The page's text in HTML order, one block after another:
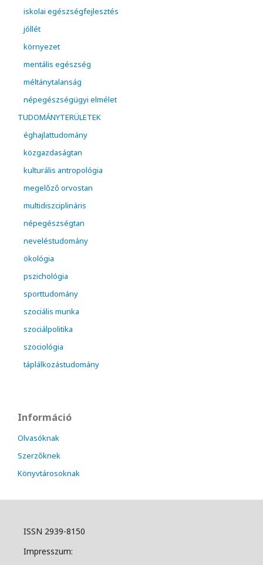
iskolai egészségfejlesztés
jóllét
környezet
mentális egészség
méltánytalanság
népegészségügyi elmélet
TUDOMÁNYTERÜLETEK
éghajlattudomány
közgazdaságtan
kulturális antropológia
megelőző orvostan
multidiszciplináris
népegészségtan
neveléstudomány
ökológia
pszichológia
sporttudomány
szociális munka
szociálpolitika
szociológia
táplálkozástudomány
Információ
Olvasóknak
Szerzőknek
Könyvtárosoknak
ISSN 2939-8150
Impresszum: